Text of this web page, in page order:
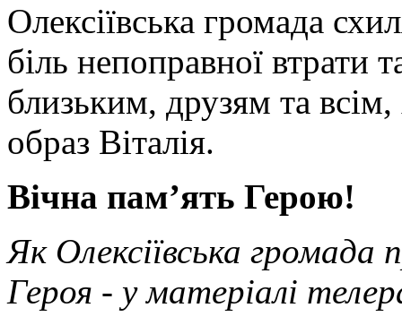
Олексіївська громада
біль непоправної втрати
близьким, друзям та всім,
образ Віталія.
Вічна пам’ять Герою!
Як Олексіївська громада
Героя - у матеріалі